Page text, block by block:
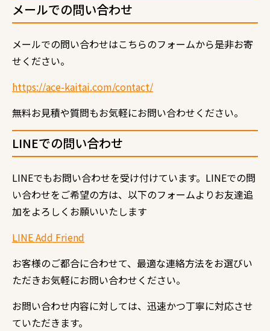
メールでの問い合わせ
メールでの問い合わせはこちらのフォームから是非お寄
せください。
https://ace-kaitai.com/contact/
無料お見積や質問もお気軽にお問い合わせください。
LINEでの問い合わせ
LINEでもお問い合わせを受け付けています。 LINEでの問
い合わせをご希望の方は、以下のフォームよりお友達追
加をよろしくお願いいたします
LINE Add Friend
お客様のご都合に合わせて、最適な連絡方法をお選びい
ただきお気軽にお問い合わせください。
お問い合わせ内容に対しては、迅速かつ丁寧に対応させ
ていただきます。